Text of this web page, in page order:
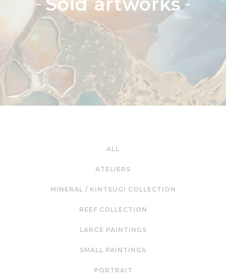
ALL
ATELIERS
MINERAL / KINTSUGI COLLECTION
REEF COLLECTION
LARGE PAINTINGS
SMALL PAINTINGS
PORTRAIT